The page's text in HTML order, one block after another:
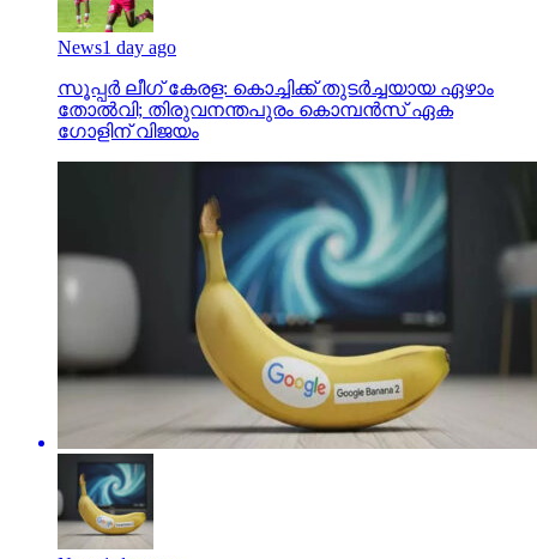
News 1 day ago
സൂപ്പര്‍ ലീഗ് കേരള: കൊച്ചിക്ക് തുടര്‍ച്ചയായ ഏഴാം
തോല്‍വി; തിരുവനന്തപുരം കൊമ്പന്‍സ് ഏക
ഗോളിന് വിജയം
News1 day ago